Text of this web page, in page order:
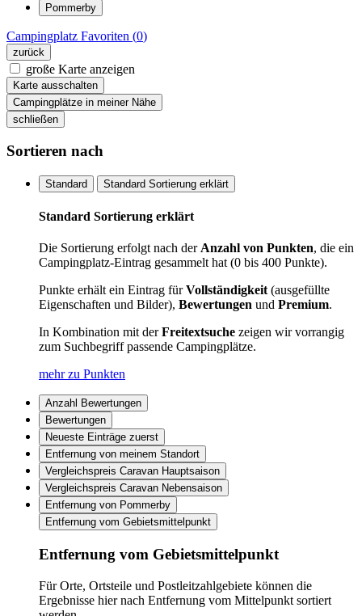
Pommerby
Campingplatz Favoriten (0)
zurück
große Karte anzeigen
Karte ausschalten
Campingplätze in meiner Nähe
schließen
Sortieren nach
Standard Standard Sortierung erklärt
Standard Sortierung erklärt
Die Sortierung erfolgt nach derAnzahl von Punkten, die ein
Campingplatz-Eintrag gesammelt hat (0 bis 400 Punkte).
Punkte erhält ein Eintrag fürVollständigkeit(ausgefüllte
Eigenschaften und Bilder), Bewertungen und Premium.
In Kombination mit derFreitextsuche zeigen wir vorrangig
zum Suchbegriff passende Campingplätze.
mehr zu Punkten
Anzahl Bewertungen
Bewertungen
Neueste Einträge zuerst
Entfernung von meinem Standort
Vergleichspreis Caravan Hauptsaison
Vergleichspreis Caravan Nebensaison
Entfernung von Pommerby
Entfernung vom Gebietsmittelpunkt
Entfernung vom Gebietsmittelpunkt
Für Orte, Ortsteile und Postleitzahlgebiete können die
Ergebnisse hier nach Entfernung vom Mittelpunkt sortiert